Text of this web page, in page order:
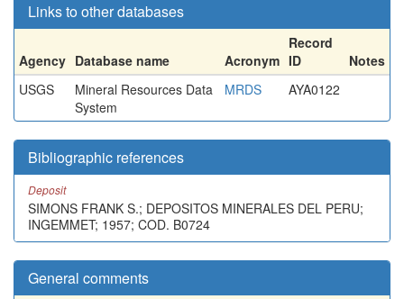
Links to other databases
Agency Database name Acronym
Record
ID
Notes
USGS
Mineral Resources Data
System
MRDS AYA0122
Bibliographic references
Deposit
SIMONS FRANK S.; DEPOSITOS MINERALES DEL PERU;
INGEMMET; 1957; COD. B0724
General comments